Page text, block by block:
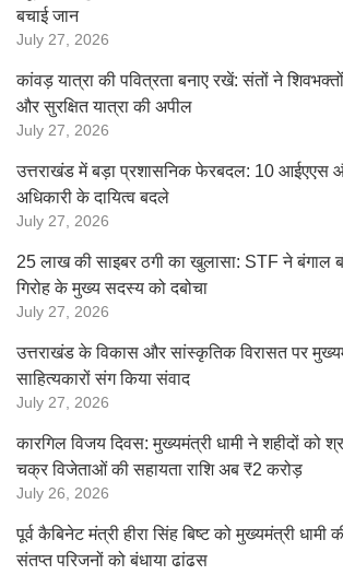
बचाई जान
July 27, 2026
कांवड़ यात्रा की पवित्रता बनाए रखें: संतों ने
और सुरक्षित यात्रा की अपील
July 27, 2026
उत्तराखंड में बड़ा प्रशासनिक फेरबदल: 10
अधिकारी के दायित्व बदले
July 27, 2026
25 लाख की साइबर ठगी का खुलासा: STF ने बंगाल
गिरोह के मुख्य सदस्य को दबोचा
July 27, 2026
उत्तराखंड के विकास और सांस्कृतिक विरासत पर
साहित्यकारों संग किया संवाद
July 27, 2026
कारगिल विजय दिवस: मुख्यमंत्री धामी ने शहीदों को
चक्र विजेताओं की सहायता राशि अब ₹2 करोड़
July 26, 2026
पूर्व कैबिनेट मंत्री हीरा सिंह बिष्ट को मुख्यमंत्री धामी
संतप्त परिजनों को बंधाया ढांढस